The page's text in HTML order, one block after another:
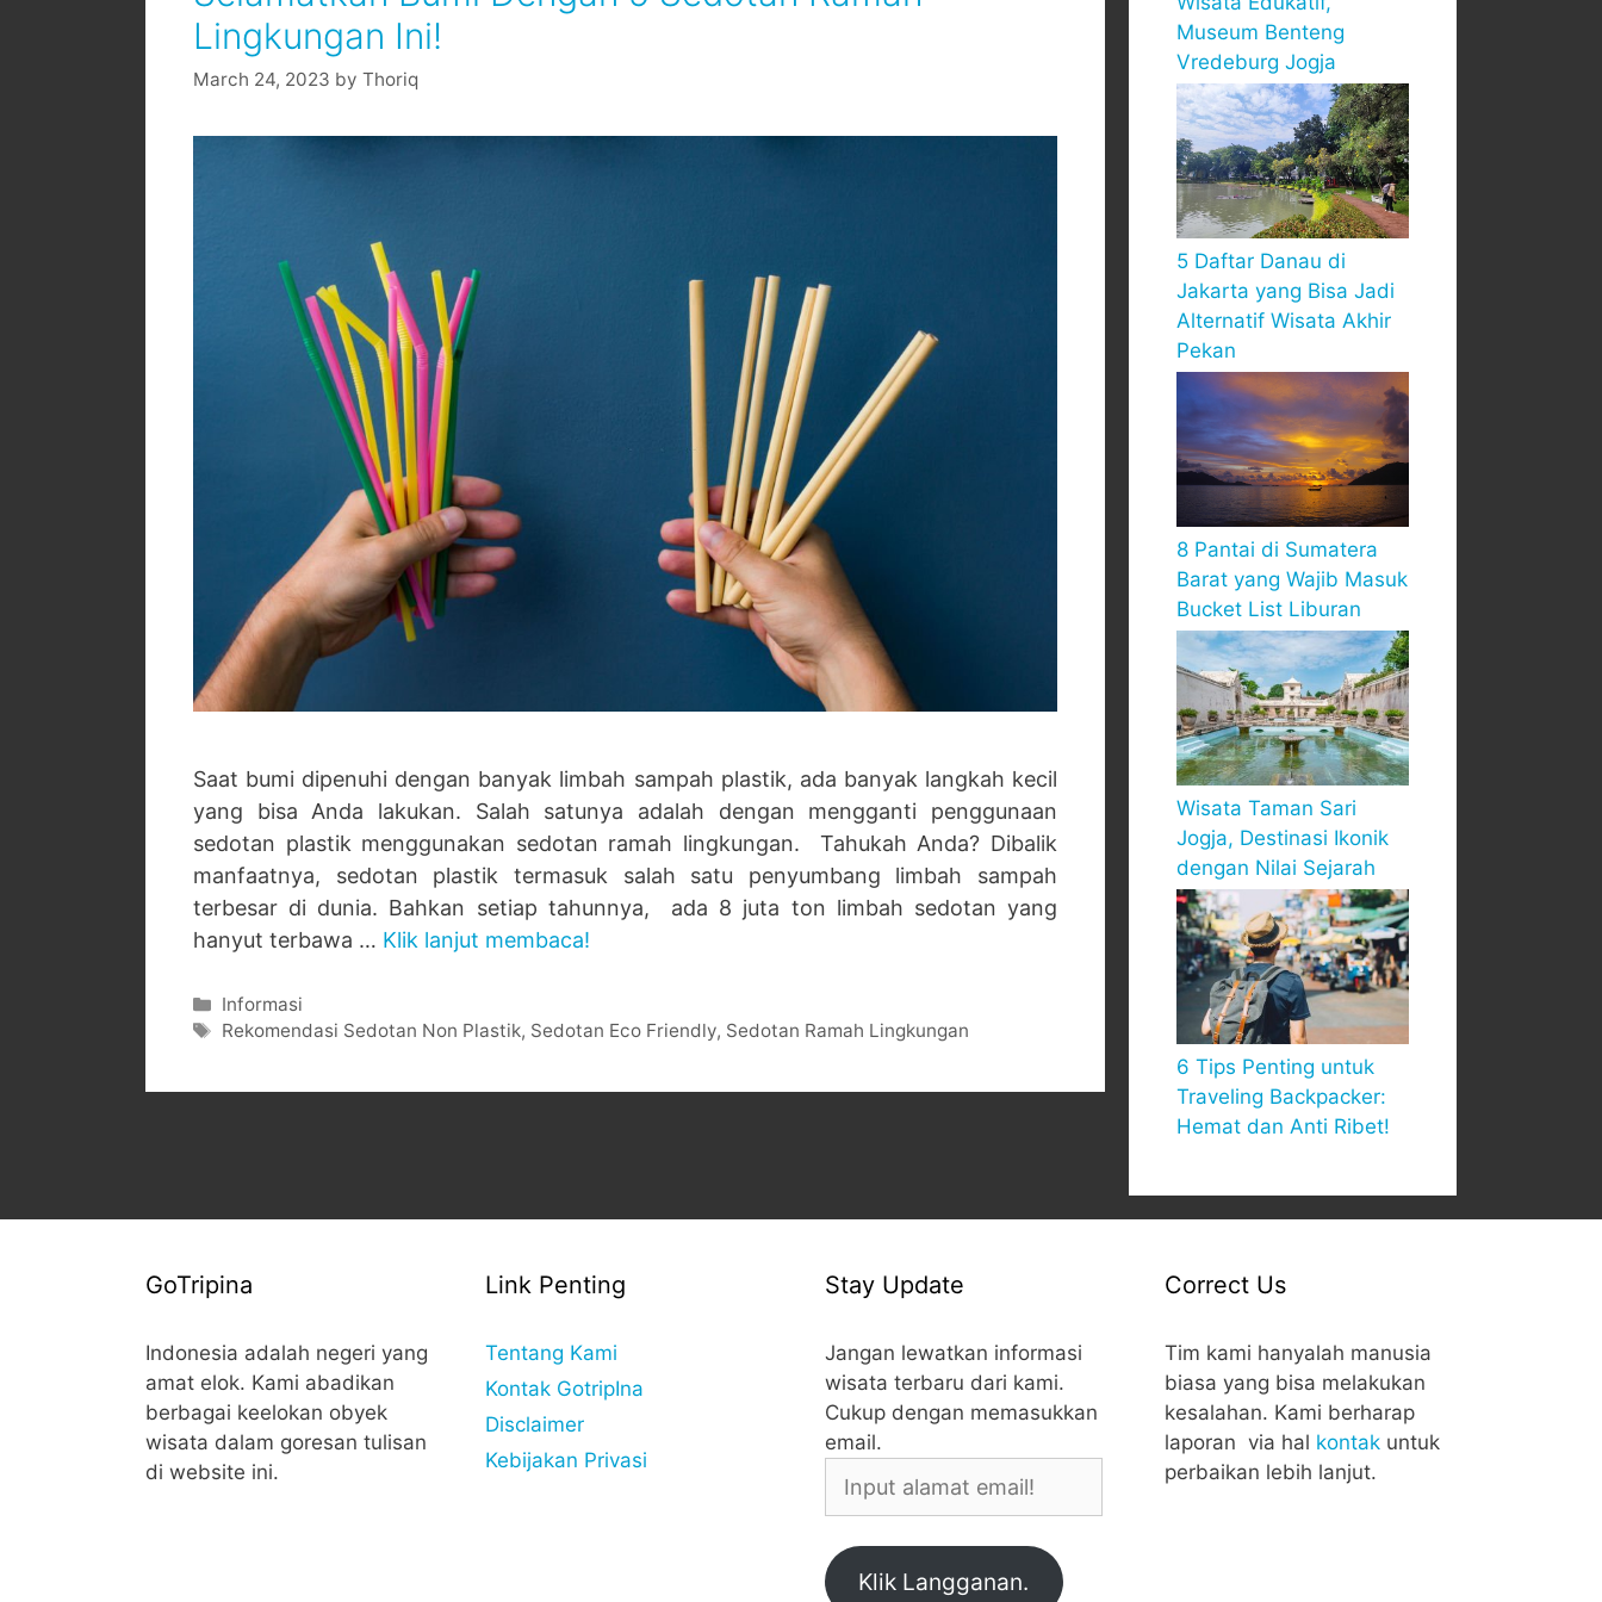
Lingkungan Ini!
March 24, 2023 by Thoriq
Saat bumi dipenuhi dengan banyak limbah sampah plastik, ada banyak langkah kecil
yang bisa Anda lakukan. Salah satunya adalah dengan mengganti penggunaan
sedotan plastik menggunakan sedotan ramah lingkungan. Tahukah Anda? Dibalik
manfaatnya, sedotan plastik termasuk salah satu penyumbang limbah sampah
terbesar di dunia. Bahkan setiap tahunnya, ada 8 juta ton limbah sedotan yang
hanyut terbawa … Klik lanjut membaca!
Categories
Informasi
Tags
Rekomendasi Sedotan Non Plastik, Sedotan Eco Friendly, Sedotan Ramah Lingkungan
Museum Benteng
Vredeburg Jogja
5 Daftar Danau di
Jakarta yang Bisa Jadi
Alternatif Wisata Akhir
Pekan
8 Pantai di Sumatera
Barat yang Wajib Masuk
Bucket List Liburan
Wisata Taman Sari
Jogja, Destinasi Ikonik
dengan Nilai Sejarah
6 Tips Penting untuk
Traveling Backpacker:
Hemat dan Anti Ribet!
GoTripina
Indonesia adalah negeri yang
amat elok. Kami abadikan
berbagai keelokan obyek
wisata dalam goresan tulisan
di website ini.
Link Penting
Tentang Kami
Kontak GotripIna
Disclaimer
Kebijakan Privasi
Stay Update
Jangan lewatkan informasi
wisata terbaru dari kami.
Cukup dengan memasukkan
email.
alamat
Klik Langganan.
Correct Us
Tim kami hanyalah manusia
biasa yang bisa melakukan
kesalahan. Kami berharap
laporan via hal kontak untuk
perbaikan lebih lanjut.